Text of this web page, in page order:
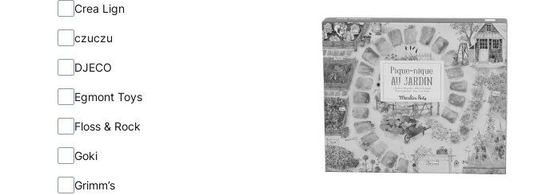
Crea Lign
czuczu
DJECO
Egmont Toys
Floss & Rock
Goki
Grimm’s